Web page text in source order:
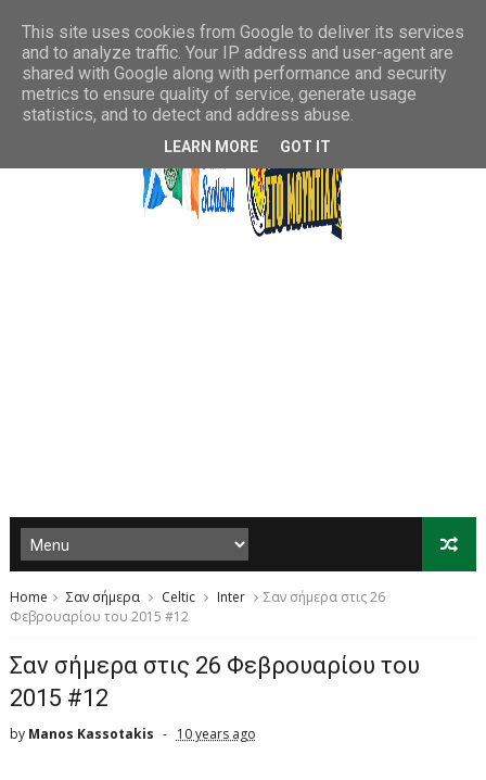
Home Σαν σήμερα Celtic Inter
Σαν σήμερα στις 26
Φεβρουαρίου του 2015 #12
Σαν σήμερα στις 26 Φεβρουαρίου του
2015 #12
by Manos Kassotakis 10 years ago
This site uses cookies from Google to deliver its services
and to analyze traffic. Your IP address and user-agent are
shared with Google along with performance and security
metrics to ensure quality of service, generate usage
statistics, and to detect and address abuse.
LEARN MORE GOT IT